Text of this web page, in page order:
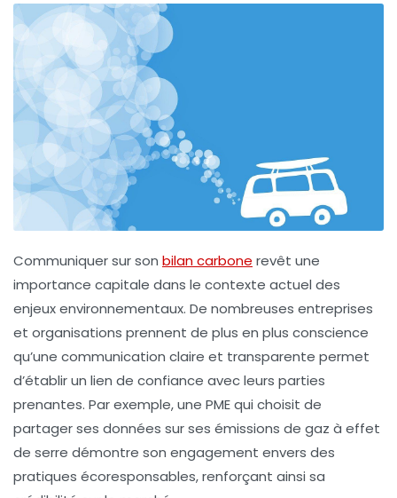
Communiquer sur son bilan carbone revêt une
importance capitale dans le contexte actuel des
enjeux environnementaux. De nombreuses entreprises
et organisations prennent de plus en plus conscience
qu’une communication claire et transparente permet
d’établir un lien de confiance avec leurs parties
prenantes. Par exemple, une PME qui choisit de
partager ses données sur ses émissions de gaz à effet
de serre démontre son engagement envers des
pratiques écoresponsables, renforçant ainsi sa